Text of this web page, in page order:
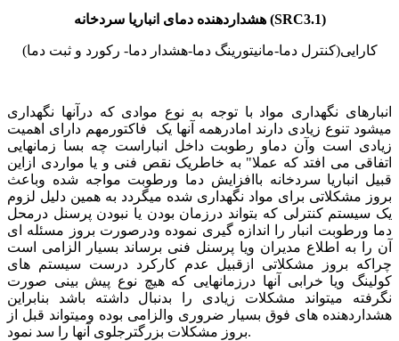
هشداردهنده دمای انباریا سردخانه (SRC3.1)
کارایی(کنترل دما-مانیتورینگ دما-هشدار دما- رکورد و ثبت دما)
انبارهای نگهداری مواد با توجه به نوع موادی که درآنها نگهداری
میشود تنوع زیادی دارند امادرهمه آنها یک فاکتورمهم دارای اهمیت
زیادی است وآن دماو رطوبت داخل انباراست چه بسا زمانهایی
اتفاقی می افتد که عملا" به خاطریک نقص فنی و یا مواردی ازاین
قبیل انباریا سردخانه باافزایش دما ورطوبت مواجه شده وباعث
بروز مشکلاتی برای مواد نگهداری شده میگردد به همین دلیل لزوم
یک سیستم کنترلی که بتواند درزمان بودن یا نبودن پرسنل درمحل
دما ورطوبت انبار را اندازه گیری نموده ودرصورت بروز مسئله ای
آن را به اطلاع مدیران ویا پرسنل فنی برساند بسیار الزامی است
چراکه بروز مشکلاتی ازقبیل عدم کارکرد درست سیستم های
کولینگ ویا خرابی آنها درزمانهایی که هیچ نوع پیش بینی صورت
نگرفته میتواند مشکلات زیادی را بدنبال داشته باشد بنابراین
هشداردهنده های فوق بسیار ضروری والزامی بوده ومیتواند قبل از
بروز مشکلات بزرگترجلوی آنها را سد نمود.